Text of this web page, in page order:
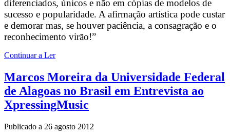
diferenciados, únicos e não em cópias de modelos de
sucesso e popularidade. A afirmação artística pode custar
e demorar mas, se houver paciência, a consagração e o
reconhecimento virão!”
Continuar a Ler
Marcos Moreira da Universidade Federal
de Alagoas no Brasil em Entrevista ao
XpressingMusic
Publicado a 26 agosto 2012